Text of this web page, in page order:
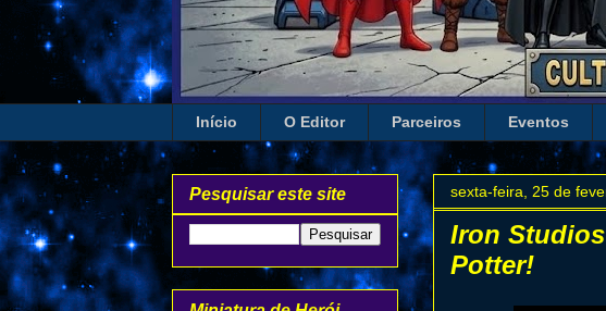
Início O Editor Parceiros Eventos
sexta-feira, 25 de
Iron
Potter!
Pesquisar este site